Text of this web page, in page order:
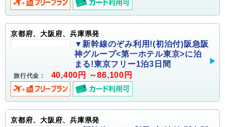
京都府、大阪府、兵庫県発
▼新幹線のぞみ利用!(初泊付)阪急阪
神グループ<第一ホテル東京>に泊
まる!東京フリー1泊3日間
旅行代金： 40,400円 ～86,100円
京都府、大阪府、兵庫県発